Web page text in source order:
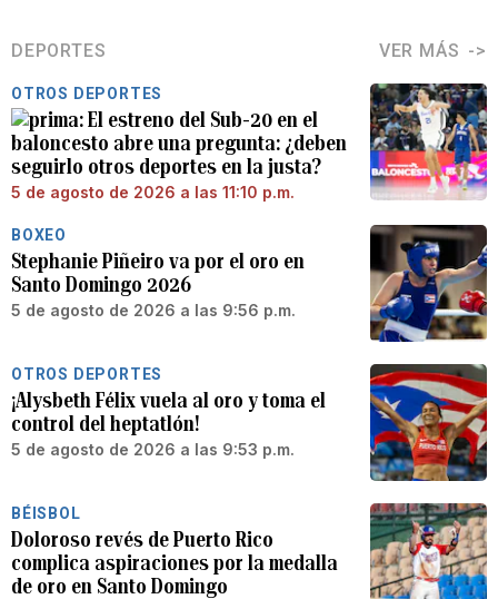
DEPORTES VER MÁS
OTROS DEPORTES
El estreno del Sub-20 en el
baloncesto abre una pregunta: ¿deben
seguirlo otros deportes en la justa?
5 de agosto de 2026 a las 11:10 p.m.
BOXEO
Stephanie Piñeiro va por el oro en
Santo Domingo 2026
5 de agosto de 2026 a las 9:56 p.m.
OTROS DEPORTES
¡Alysbeth Félix vuela al oro y toma el
control del heptatlón!
5 de agosto de 2026 a las 9:53 p.m.
BÉISBOL
Doloroso revés de Puerto Rico
complica aspiraciones por la medalla
de oro en Santo Domingo